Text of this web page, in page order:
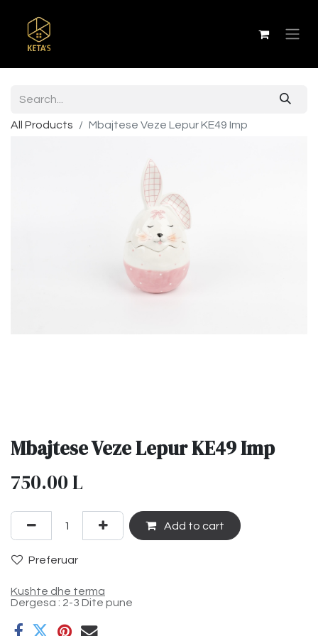
All Products Mbajtese Veze Lepur KE49 Imp
Mbajtese Veze Lepur KE49 Imp
750.00L
Add to cart
Preferuar
Kushte dhe terma
Dergesa : 2-3 Dite pune